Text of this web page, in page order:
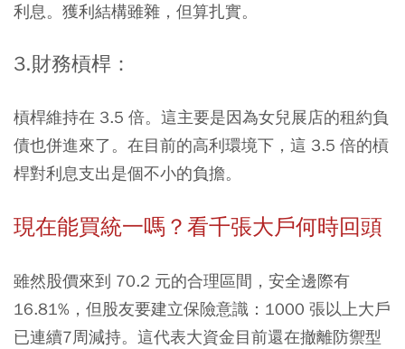
利息。獲利結構雖雜，但算扎實。
3.財務槓桿：
槓桿維持在 3.5 倍。這主要是因為女兒展店的租約負
債也併進來了。在目前的高利環境下，這 3.5 倍的槓
桿對利息支出是個不小的負擔。
現在能買統一嗎？看千張大戶何時回頭
雖然股價來到 70.2 元的合理區間，安全邊際有
16.81%，但股友要建立保險意識：1000 張以上大戶
已連續7周減持。這代表大資金目前還在撤離防禦型